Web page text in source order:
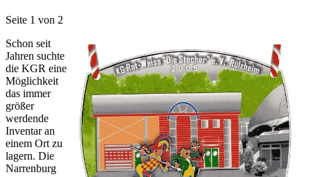
Seite 1 von 2
Schon seit
Jahren suchte
die KGR eine
Möglichkeit
das immer
größer
werdende
Inventar an
einem Ort zu
lagern. Die
Narrenburg